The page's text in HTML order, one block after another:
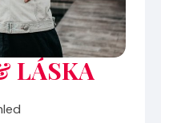
LÁSKA